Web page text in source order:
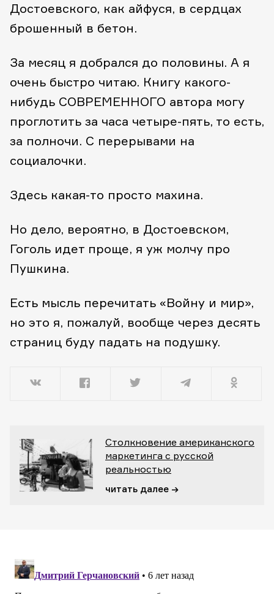
Достоевского, как айфуся, в сердцах
брошенный в бетон.
За месяц я добрался до половины. А я
очень быстро читаю. Книгу какого-
нибудь СОВРЕМЕННОГО автора могу
проглотить за часа четыре-пять, то есть,
за полночи. С перерывами на
социалочки.
Здесь какая-то просто махина.
Но дело, вероятно, в Достоевском,
Гоголь идет проще, я уж молчу про
Пушкина.
Есть мысль перечитать «Войну и мир»,
но это я, пожалуй, вообще через десять
страниц буду падать на подушку.
Столкновение американского
маркетинга с русской
реальностью
читать далее →